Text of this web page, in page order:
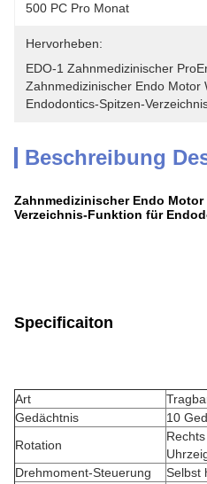
500 PC Pro Monat
Hervorheben:
EDO-1 Zahnmedizinischer
Zahnmedizinischer Endo Motor
Endodontics-Spitzen-
Beschreibung
Zahnmedizinischer Endo Motor
Verzeichnis-Funktion für
Specificaiton
Art
Gedächtnis
10
Rotation
Drehmoment-Steuerung
Selbst